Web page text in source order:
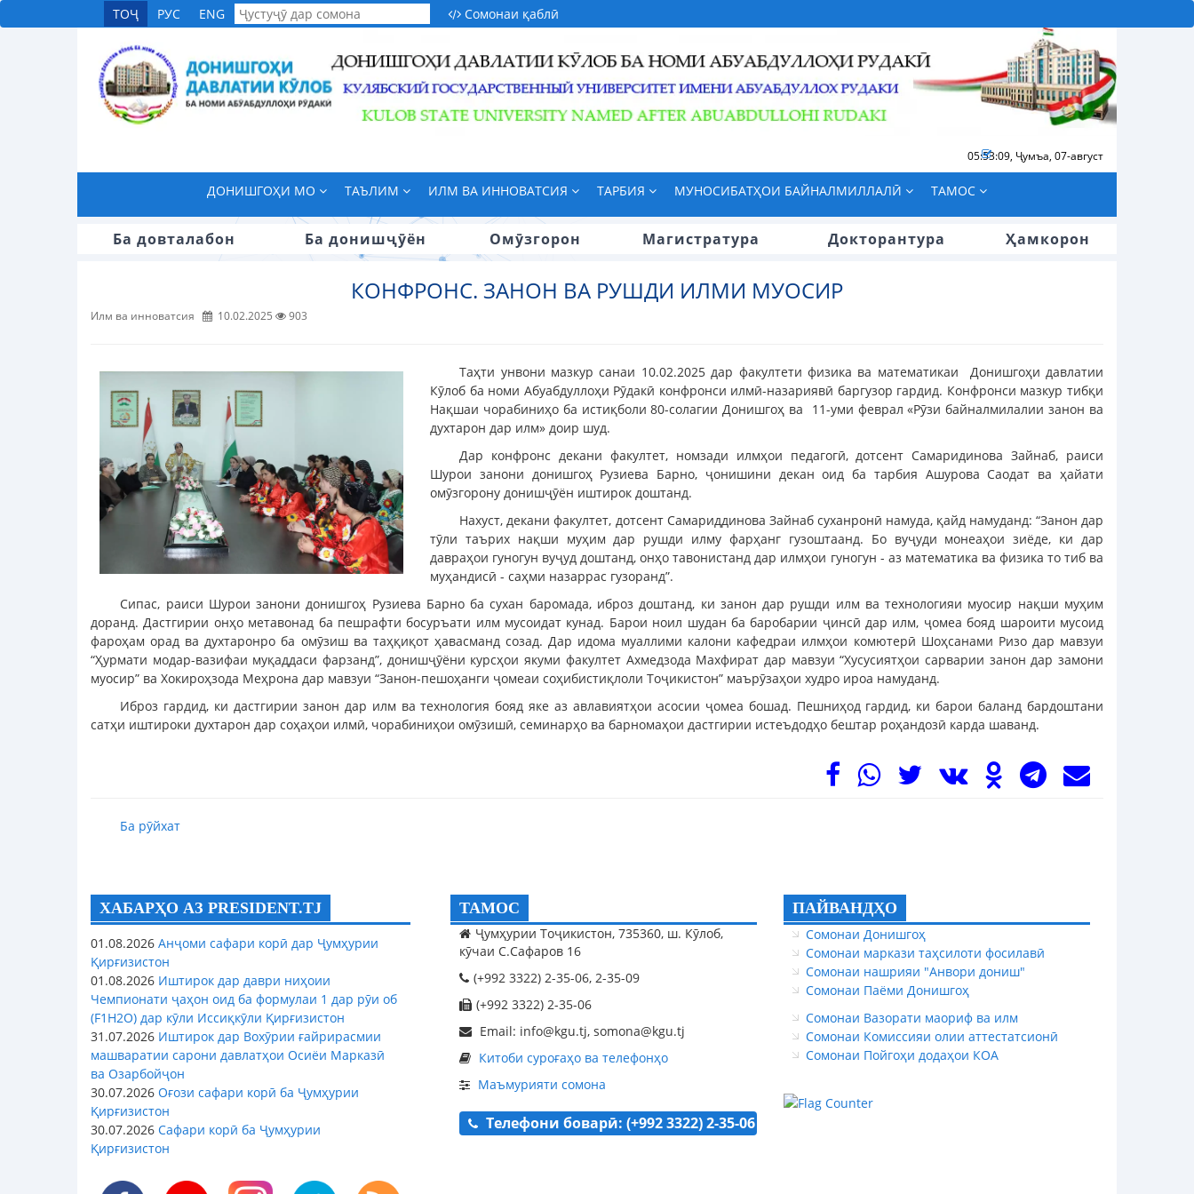
ТОҶ РУС ENG Сомонаи қаблӣ
05:53:09, Ҷумъа, 07-август
ДОНИШГОҲИ МО ТАЪЛИМ ИЛМ ВА ИННОВАТСИЯ ТАРБИЯ МУНОСИБАТҲОИ БАЙНАЛМИЛЛАЛӢ ТАМОС
Ба довталабон Ба донишҷӯён Омӯзгорон Магистратура Докторантура Ҳамкорон
КОНФРОНС. ЗАНОН ВА РУШДИ ИЛМИ МУОСИР
Илм ва инноватсия 10.02.2025 903
Таҳти унвони мазкур санаи 10.02.2025 дар факултети физика ва математикаи Донишгоҳи давлатии
Кӯлоб ба номи Абуабдуллоҳи Рӯдакӣ конфронси илмӣ-назариявӣ баргузор гардид. Конфронси мазкур тибқи
Нақшаи чорабиниҳо ба истиқболи 80-солагии Донишгоҳ ва 11-уми феврал «Рӯзи байналмилалии занон ва
духтарон дар илм» доир шуд.
Дар конфронс декани факултет, номзади илмҳои педагогӣ, дотсент Самаридинова Зайнаб, раиси
Шурои занони донишгоҳ Рузиева Барно, ҷонишини декан оид ба тарбия Ашурова Саодат ва ҳайати
омӯзгорону донишҷӯён иштирок доштанд.
Нахуст, декани факултет, дотсент Самариддинова Зайнаб суханронӣ намуда, қайд намуданд: “Занон дар
тӯли таърих нақши муҳим дар рушди илму фарҳанг гузоштаанд. Бо вуҷуди монеаҳои зиёде, ки дар
давраҳои гуногун вуҷуд доштанд, онҳо тавонистанд дар илмҳои гуногун - аз математика ва физика то тиб ва
муҳандисӣ - саҳми назаррас гузоранд”.
Сипас, раиси Шурои занони донишгоҳ Рузиева Барно ба сухан баромада, иброз доштанд, ки занон дар рушди илм ва технологияи муосир нақши муҳим
доранд. Дастгирии онҳо метавонад ба пешрафти босуръати илм мусоидат кунад. Барои ноил шудан ба баробарии ҷинсӣ дар илм, ҷомеа бояд шароити мусоид
фароҳам орад ва духтаронро ба омӯзиш ва таҳқиқот ҳавасманд созад. Дар идома муаллими калони кафедраи илмҳои комютерӣ Шоҳсанами Ризо дар мавзуи
“Ҳурмати модар-вазифаи муқаддаси фарзанд”, донишҷӯёни курсҳои якуми факултет Ахмедзода Махфират дар мавзуи “Хусусиятҳои сарварии занон дар замони
муосир” ва Хокироҳзода Меҳрона дар мавзуи “Занон-пешоҳанги ҷомеаи соҳибистиқлоли Тоҷикистон” маърӯзаҳои худро ироа намуданд.
Иброз гардид, ки дастгирии занон дар илм ва технология бояд яке аз авлавиятҳои асосии ҷомеа бошад. Пешниҳод гардид, ки барои баланд бардоштани
сатҳи иштироки духтарон дар соҳаҳои илмӣ, чорабиниҳои омӯзишӣ, семинарҳо ва барномаҳои дастгирии истеъдодҳо бештар роҳандозӣ карда шаванд.
Ба рӯйхат
ХАБАРҲО АЗ PRESIDENT.TJ
01.08.2026 Анҷоми сафари корӣ дар Ҷумҳурии
Қирғизистон
01.08.2026 Иштирок дар даври ниҳоии
Чемпионати ҷаҳон оид ба формулаи 1 дар рӯи об
(F1H2O) дар кӯли Иссиқкӯли Қирғизистон
31.07.2026 Иштирок дар Вохӯрии ғайрирасмии
машваратии сарони давлатҳои Осиёи Марказӣ
ва Озарбойҷон
30.07.2026 Оғози сафари корӣ ба Ҷумҳурии
Қирғизистон
30.07.2026 Сафари корӣ ба Ҷумҳурии
Қирғизистон
ТАМОС
Ҷумҳурии Тоҷикистон, 735360, ш. Кӯлоб,
кӯчаи С.Сафаров 16
(+992 3322) 2-35-06, 2-35-09
(+992 3322) 2-35-06
Email: info@kgu.tj, somona@kgu.tj
Китоби суроғаҳо ва телефонҳо
Маъмурияти сомона
Телефони боварӣ: (+992 3322) 2-35-06
ПАЙВАНДҲО
Сомонаи Донишгоҳ
Сомонаи маркази таҳсилоти фосилавӣ
Сомонаи нашрияи "Анвори дониш"
Сомонаи Паёми Донишгоҳ
Сомонаи Вазорати маориф ва илм
Сомонаи Комиссияи олии аттестатсионӣ
Сомонаи Пойгоҳи додаҳои КОА